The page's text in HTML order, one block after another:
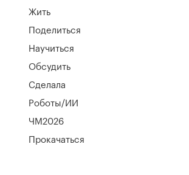
Жить
Поделиться
Научиться
Обсудить
Сделала
Роботы/ИИ
ЧМ2026
Прокачаться